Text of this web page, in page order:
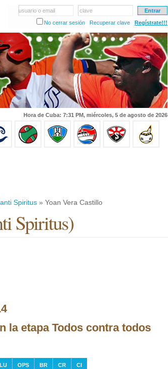
usuario o email
clave
No cerrar sesión
Recuperar clave Regístrate!!!
Hora de Cuba: 7:31 PM, miércoles, 5 de agosto de 2026
Spiritus » Yoan Vera Castillo
Spiritus)
la etapa Todos contra todos
OPS BR CR
CI